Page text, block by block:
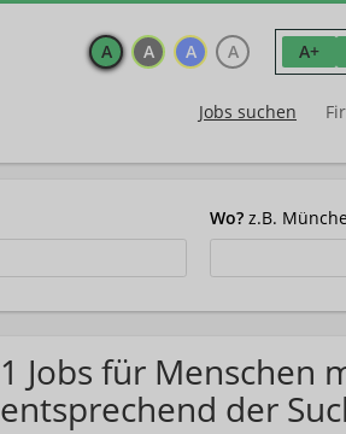
A A A A A+
Jobs suchen
Wo? z.B.
1 Jobs für Menschen
entsprechend der